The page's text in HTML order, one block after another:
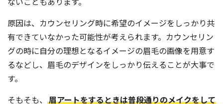
原因は、カウンセリング時に希望のイメージをしっかり共
有できていなかった可能性が考えられます。カウンセリン
グの時に自分の理想となるイメージの眉毛の画像を用意す
るなどし、眉毛のデザインをしっかり伝えることが大事で
す。
そもそも、 眉アートをするときは普段通りのメイクをして